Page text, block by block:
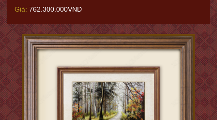
Giá: 762.300.000VNĐ